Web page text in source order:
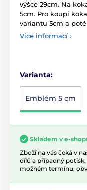
výšce 29cm. Na
5cm. Pro koupi
variantu 5cm a
Více informací ›
Varianta:
Emblém 5 cm
Skladem v e-
Zboží na vás čeká v
dílů a případný
možném termínu,